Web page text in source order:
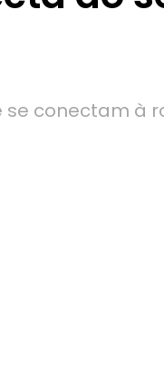
se conectam à